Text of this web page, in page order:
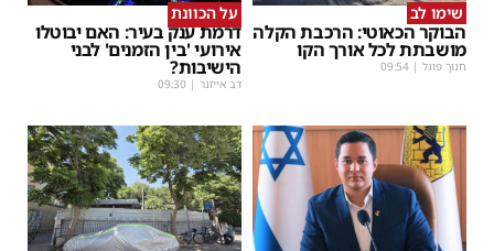
שימו לב
הבוקר הכאוטי: הרכבת הקלה
מושבתת לכל אורך הקו
חנוך פוגל |
09:54
על הכוונת
דרמת ענק בעיר: האם יבוטלו
אירועי 'בין הזמנים' לבני
הישיבות?
דב אייזנר |
09:30